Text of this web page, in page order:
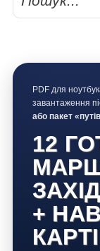
PDF для
завантаження
або пакет
12
+
КАРТІ